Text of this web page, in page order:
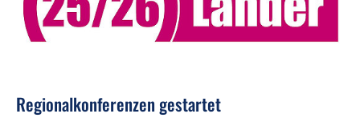
Regionalkonferenzen gestartet